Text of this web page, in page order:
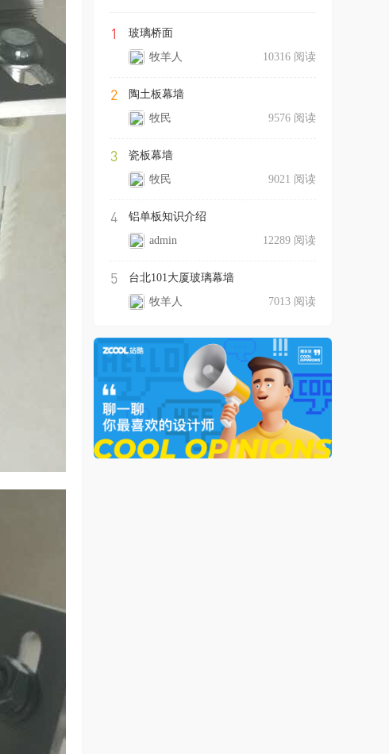
1
玻璃桥面
10316 阅读
牧羊人
2
陶土板幕墙
9576 阅读
牧民
3
瓷板幕墙
9021 阅读
牧民
4
铝单板知识介绍
12289 阅读
admin
5
台北101大厦玻璃幕墙
7013 阅读
牧羊人